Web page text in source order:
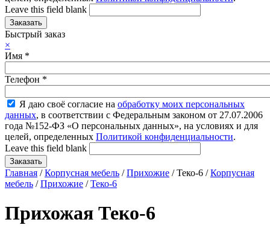
Leave this field blank
Быстрый заказ
×
Имя *
Телефон *
Я даю своё согласие на обработку моих персональных
данных, в соответствии с Федеральным законом от 27.07.2006
года №152-ФЗ «О персональных данных», на условиях и для
целей, определенных Политикой конфиденциальности.
Leave this field blank
Главная /Корпусная мебель /Прихожие / Теко-6 /Корпусная
мебель /Прихожие /Теко-6
Прихожая Теко-6